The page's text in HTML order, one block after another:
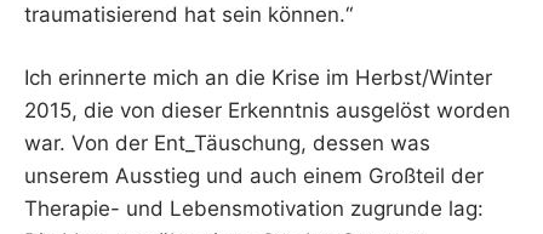
traumatisierend hat sein können.“
Ich erinnerte mich an die Krise im Herbst/Winter
2015, die von dieser Erkenntnis ausgelöst worden
war. Von der Ent_Täuschung, dessen was
unserem Ausstieg und auch einem Großteil der
Therapie- und Lebensmotivation zugrunde lag: